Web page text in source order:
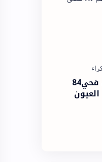
شقة ممتازة الكراء فحي84